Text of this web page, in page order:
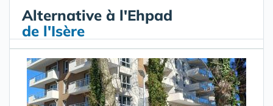
Alternative à l'Ehpad
de l'Isère